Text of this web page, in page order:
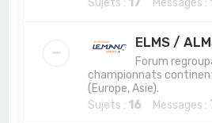
ELMS /
Forum
championnats
(Europe, Asie).
Sujets : 16 Messages :